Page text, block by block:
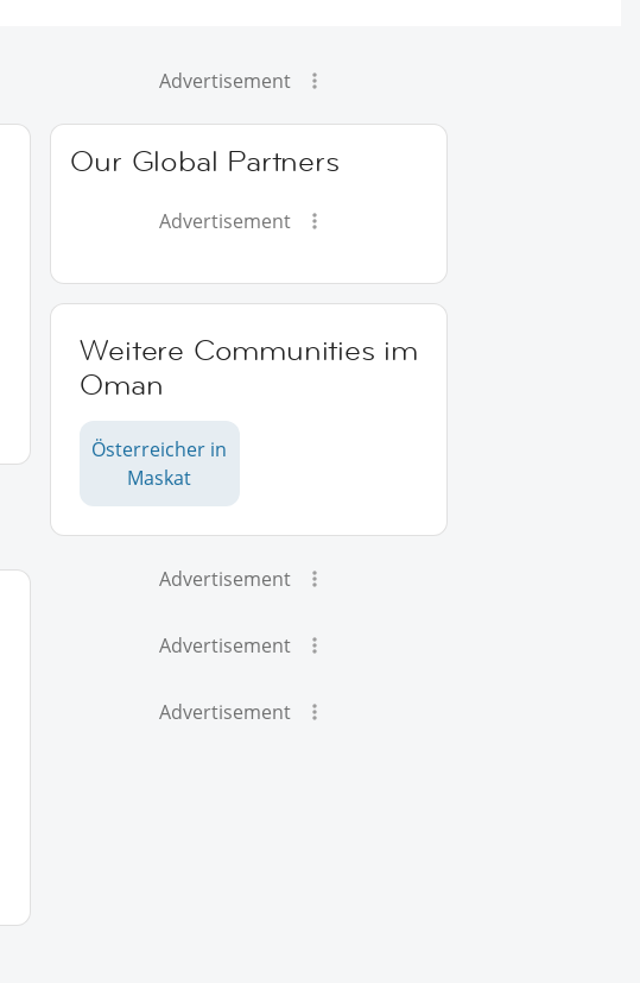
Advertisement
Our Global Partners
Advertisement
Weitere Communities im
Oman
Österreicher in
Maskat
Advertisement
Advertisement
Advertisement